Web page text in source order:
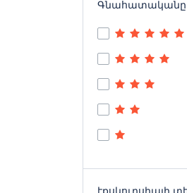
Գնահատականը